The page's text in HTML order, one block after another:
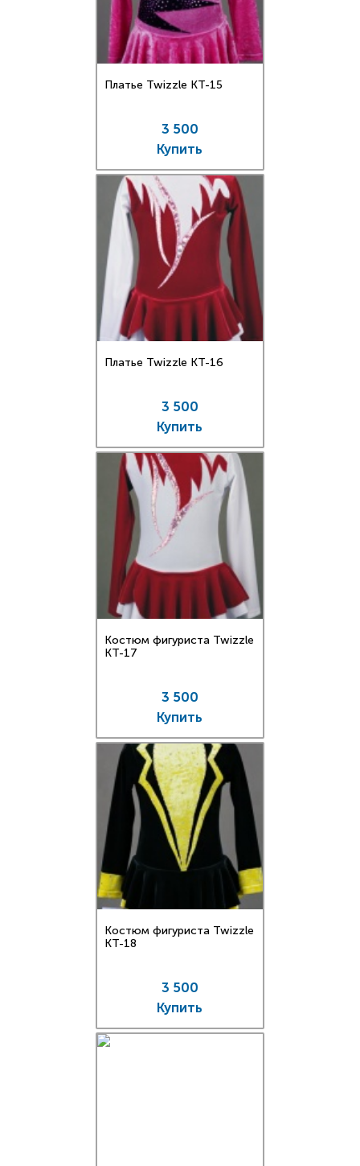
Платье Twizzle КT-15
3 500
Купить
Платье Twizzle КT-16
3 500
Купить
Костюм фигуриста Twizzle
КT-17
3 500
Купить
Костюм фигуриста Twizzle
КT-18
3 500
Купить